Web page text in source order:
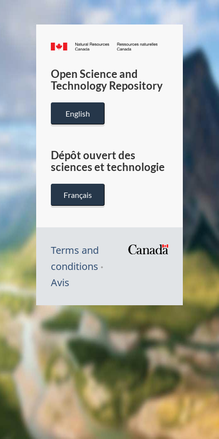
Canada.ca
/
Canada
Open Science and
Technology Repository
English
Dépôt ouvert des
sciences et technologie
Français
Terms and
conditions
Avis
Canada